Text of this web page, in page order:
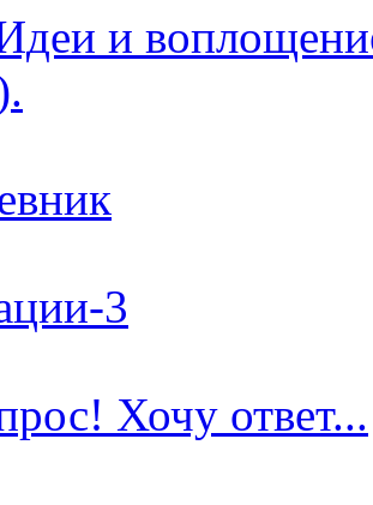
и
3
Хочу ответ...